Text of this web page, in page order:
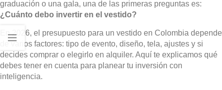
graduación o una gala, una de las primeras preguntas es:
¿Cuánto debo invertir en el vestido?
En 2026, el presupuesto para un vestido en Colombia depende
de varios factores: tipo de evento, diseño, tela, ajustes y si
decides comprar o elegirlo en alquiler. Aquí te explicamos qué
debes tener en cuenta para planear tu inversión con
inteligencia.